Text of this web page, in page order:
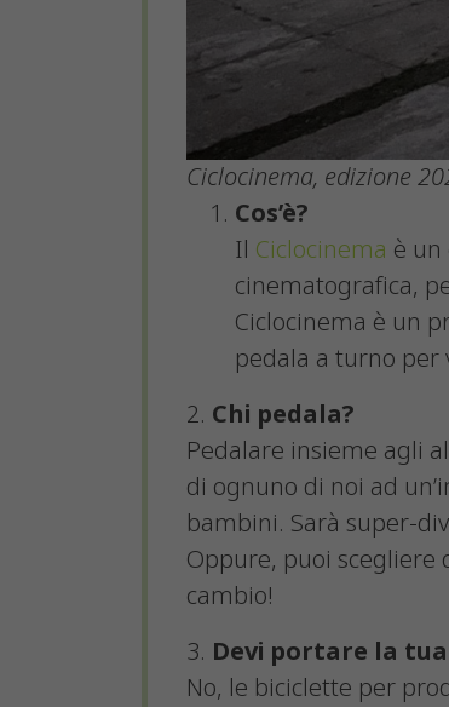
Ciclocinema, edizione
Cos’è?
Il Ciclocinema è
cinematografica,
Ciclocinema è un
pedala a turno per
2. Chi pedala?
Pedalare insieme agli
di ognuno di noi ad
bambini. Sarà super-
Oppure, puoi scegliere
cambio!
3. Devi portare la
No, le biciclette per